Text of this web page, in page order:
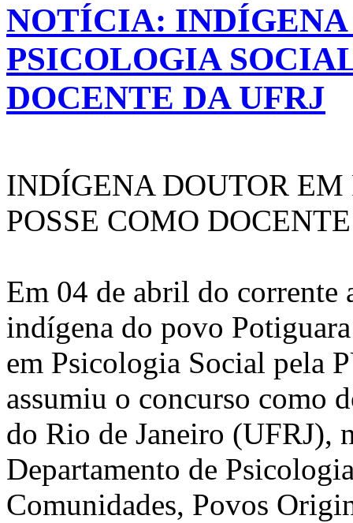
NOTÍCIA: INDÍGENA
PSICOLOGIA
DOCENTE DA UFRJ
INDÍGENA DOUTOR
POSSE COMO
Em 04 de abril do corrente
indígena do povo
em Psicologia Social pela
assumiu o concurso como
do Rio de Janeiro (UFRJ),
Departamento de
Comunidades, Povos